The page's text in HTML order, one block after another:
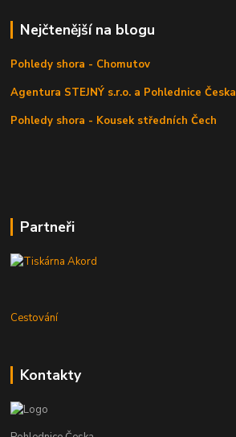
Nejčtenější na blogu
Pohledy shora - Chomutov
Agentura STEJNÝ s.r.o. a Pohlednice Česka
Pohledy shora - Kousek středních Čech
Partneři
Cestování
Kontakty